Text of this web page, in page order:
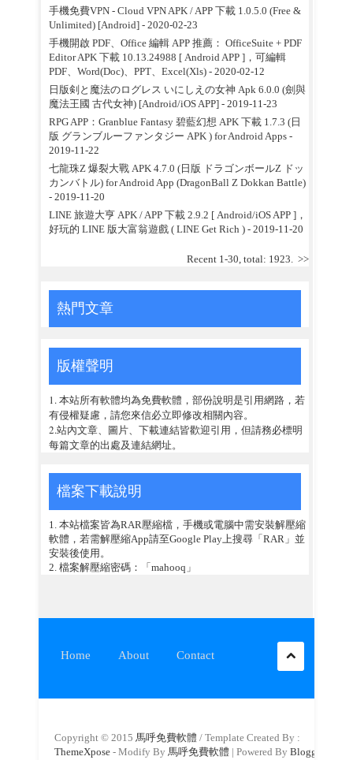
手機免費VPN - Cloud VPN APK / APP 下載 1.0.5.0 (Free &
Unlimited) [Android]- 2020-02-23
手機開啟 PDF、Office 編輯 APP 推薦： OfficeSuite + PDF
Editor APK 下載 10.13.24988 [ Android APP ]，可編輯
PDF、Word(Doc)、PPT、Excel(Xls)- 2020-02-12
日版剣と魔法のログレス いにしえの女神 Apk 6.0.0 (劍與
魔法王國 古代女神) [Android/iOS APP]- 2019-11-23
RPG APP：Granblue Fantasy 碧藍幻想 APK 下載 1.7.3 (日
版 グランブルーファンタジー APK ) for Android Apps -
2019-11-22
七龍珠Z 爆裂大戰 APK 4.7.0 (日版 ドラゴンボールZ ドッ
カンバトル) for Android App (DragonBall Z Dokkan Battle)
- 2019-11-20
LINE 旅遊大亨 APK / APP 下載 2.9.2 [ Android/iOS APP ]，
好玩的 LINE 版大富翁遊戲 ( LINE Get Rich )- 2019-11-20
Recent 1-30, total: 1923. >>
熱門文章
版權聲明
1. 本站所有軟體均為免費軟體，部份說明是引用網路，若
有侵權疑慮，請您來信必立即修改相關內容。
2.站內文章、圖片、下載連結皆歡迎引用，但請務必標明
每篇文章的出處及連結網址。
檔案下載說明
1. 本站檔案皆為RAR壓縮檔，手機或電腦中需安裝解壓縮
軟體，若需解壓縮App請至Google Play上搜尋「RAR」並
安裝後使用。
2. 檔案解壓縮密碼：「mahooq」
Home About Contact
Copyright © 2015 馬呼免費軟體 / Template Created By :
ThemeXpose - Modify By 馬呼免費軟體 | Powered By Blogger